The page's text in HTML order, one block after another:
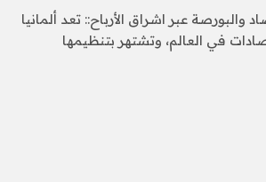
والبورصة عبر اشراق الأرباح:: تعد ألمانيا
في العالم، وتشتهر بتنظيمها